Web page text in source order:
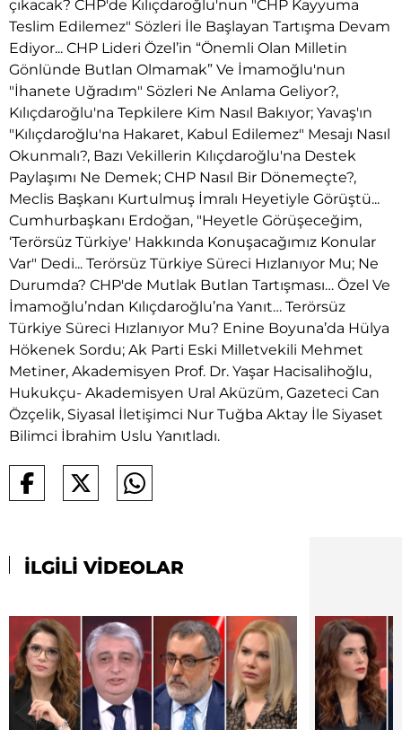
çıkacak? CHP'de Kılıçdaroğlu'nun "CHP Kayyuma
Teslim Edilemez" Sözleri İle Başlayan Tartışma Devam
Ediyor... CHP Lideri Özel’in “Önemli Olan Milletin
Gönlünde Butlan Olmamak” Ve İmamoğlu'nun
"İhanete Uğradım" Sözleri Ne Anlama Geliyor?,
Kılıçdaroğlu'na Tepkilere Kim Nasıl Bakıyor; Yavaş'ın
"Kılıçdaroğlu'na Hakaret, Kabul Edilemez" Mesajı Nasıl
Okunmalı?, Bazı Vekillerin Kılıçdaroğlu'na Destek
Paylaşımı Ne Demek; CHP Nasıl Bir Dönemeçte?,
Meclis Başkanı Kurtulmuş İmralı Heyetiyle Görüştü...
Cumhurbaşkanı Erdoğan, "Heyetle Görüşeceğim,
‘Terörsüz Türkiye' Hakkında Konuşacağımız Konular
Var" Dedi... Terörsüz Türkiye Süreci Hızlanıyor Mu; Ne
Durumda? CHP'de Mutlak Butlan Tartışması… Özel Ve
İmamoğlu’ndan Kılıçdaroğlu’na Yanıt… Terörsüz
Türkiye Süreci Hızlanıyor Mu? Enine Boyuna’da Hülya
Hökenek Sordu; Ak Parti Eski Milletvekili Mehmet
Metiner, Akademisyen Prof. Dr. Yaşar Hacisalihoğlu,
Hukukçu- Akademisyen Ural Aküzüm, Gazeteci Can
Özçelik, Siyasal İletişimci Nur Tuğba Aktay İle Siyaset
Bilimci İbrahim Uslu Yanıtladı.
İLGİLİ VİDEOLAR